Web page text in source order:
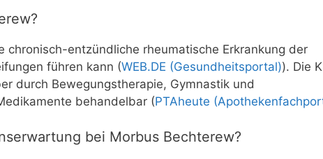
chronisch-entzündliche rheumatische Erkrankung der
führen kann (WEB.DE (Gesundheitsportal)). Die
durch Bewegungstherapie, Gymnastik und
behandelbar (PTAheute
bei Morbus Bechterew?